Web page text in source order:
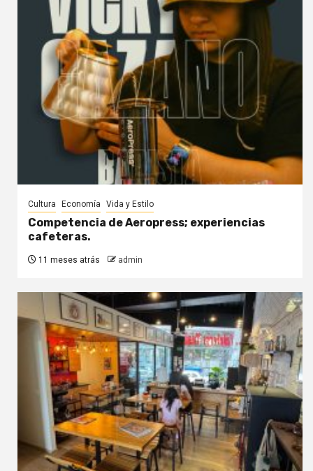
Cultura Economía Vida y Estilo
Competencia de Aeropress; experiencias
cafeteras.
11 meses atrás admin